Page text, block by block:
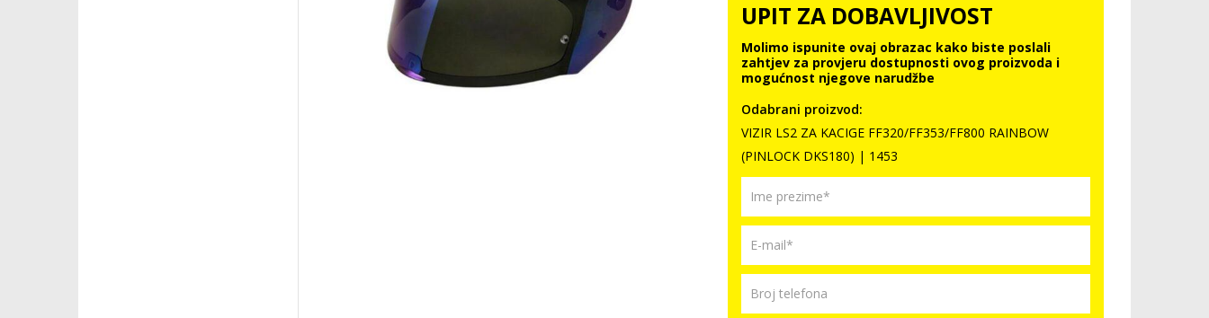
UPIT ZA DOBAVLJIVOST
Molimo ispunite ovaj obrazac kako biste poslali
zahtjev za provjeru dostupnosti ovog proizvoda i
mogućnost njegove narudžbe
Odabrani proizvod:
VIZIR LS2 ZA KACIGE FF320/FF353/FF800 RAINBOW
(PINLOCK DKS180) | 1453